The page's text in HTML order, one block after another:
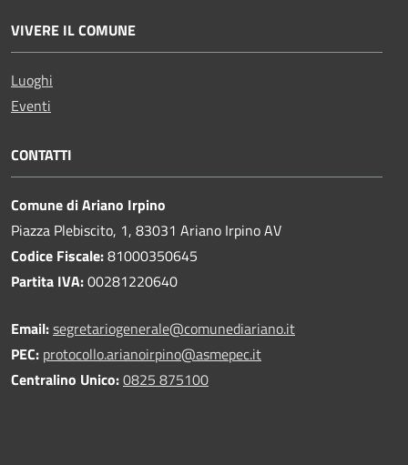
VIVERE IL COMUNE
Luoghi
Eventi
CONTATTI
Comune di Ariano Irpino
Piazza Plebiscito, 1, 83031 Ariano Irpino AV
Codice Fiscale:81000350645
Partita IVA:00281220640
Email:segretariogenerale@comunediariano.it
PEC: protocollo.arianoirpino@asmepec.it
Centralino Unico:0825 875100